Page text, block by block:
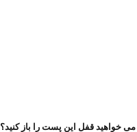
خواهید قفل این پست را باز کنید؟